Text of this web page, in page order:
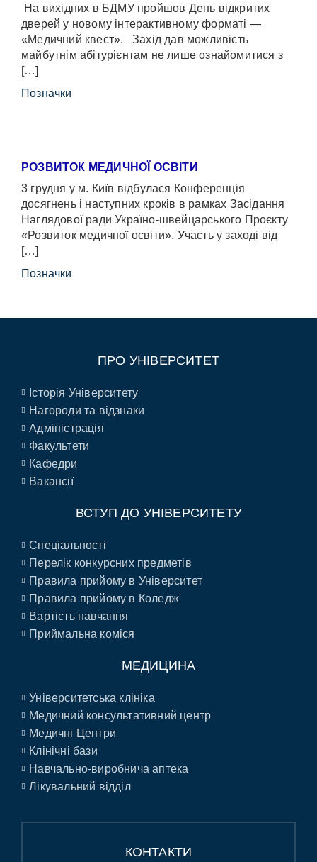
На вихідних в БДМУ пройшов День відкритих
дверей у новому інтерактивному форматі —
«Медичний квест». Захід дав можливість
майбутнім абітурієнтам не лише ознайомитися з
[…]
Позначки
РОЗВИТОК МЕДИЧНОЇ ОСВІТИ
3 грудня у м. Київ відбулася Конференція
досягнень і наступних кроків в рамках Засідання
Наглядової ради Україно-швейцарського Проєкту
«Розвиток медичної освіти». Участь у заході від
[…]
Позначки
ПРО УНІВЕРСИТЕТ
Історія Університету
Нагороди та відзнаки
Адміністрація
Факультети
Кафедри
Вакансії
ВСТУП ДО УНІВЕРСИТЕТУ
Спеціальності
Перелік конкурсних предметів
Правила прийому в Університет
Правила прийому в Коледж
Вартість навчання
Приймальна коміся
МЕДИЦИНА
Університетська клініка
Медичний консультативний центр
Медичні Центри
Клінічні бази
Навчально-виробнича аптека
Лікувальний відділ
КОНТАКТИ